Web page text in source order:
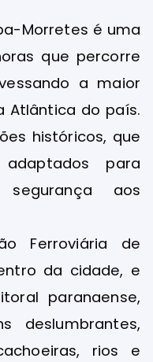
Morretes é uma
que percorre
a maior
Atlântica do país.
históricos, que
para
aos
Ferroviária de
da cidade, e
paranaense,
deslumbrantes,
rios e